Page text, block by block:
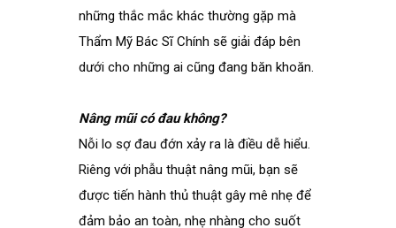
những thắc mắc khác thường gặp mà
Thẩm Mỹ Bác Sĩ Chính sẽ giải đáp bên
dưới cho những ai cũng đang băn khoăn.
Nâng mũi có đau không?
Nỗi lo sợ đau đớn xảy ra là điều dễ hiểu.
Riêng với phẫu thuật nâng mũi, bạn sẽ
được tiến hành thủ thuật gây mê nhẹ để
đảm bảo an toàn, nhẹ nhàng cho suốt